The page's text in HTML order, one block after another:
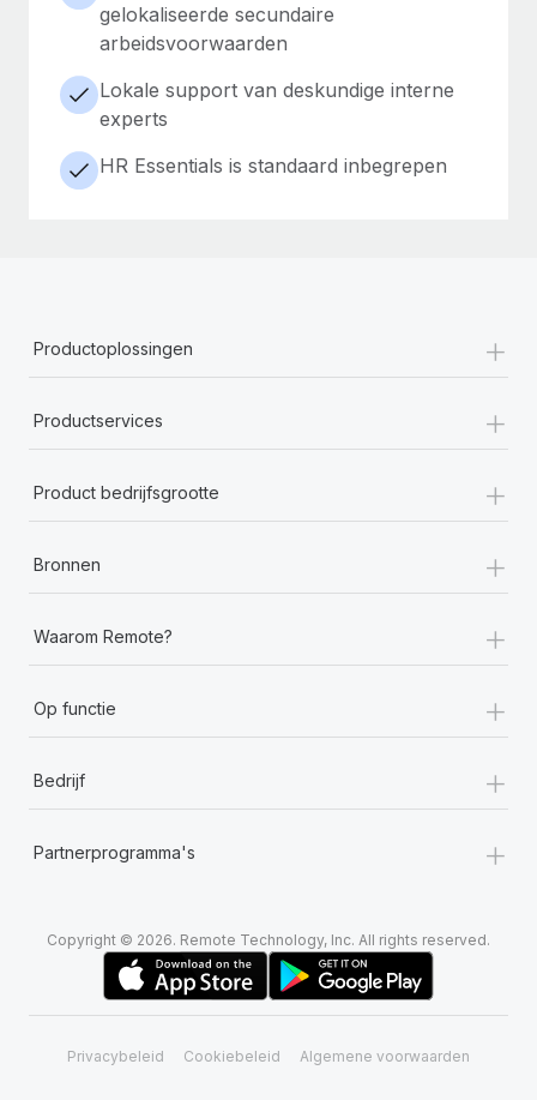
gelokaliseerde secundaire
arbeidsvoorwaarden
Lokale support van deskundige interne
experts
HR Essentials is standaard inbegrepen
Productoplossingen +
Productservices +
Product bedrijfsgrootte +
Bronnen +
Waarom Remote? +
Op functie +
Bedrijf +
Partnerprogramma's +
Copyright © 2026. Remote Technology, Inc. All rights reserved.
Privacybeleid Cookiebeleid Algemene voorwaarden